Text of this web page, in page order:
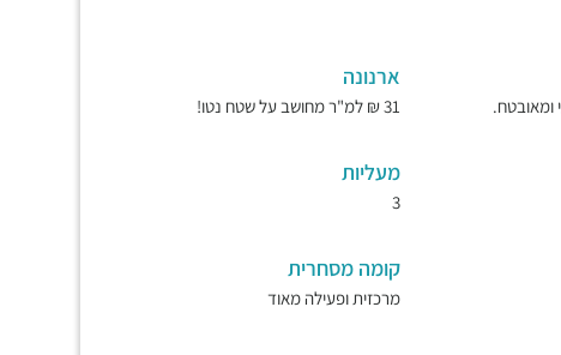
ארנונה
31 ₪ למ"ר מחושב על שטח נטו!
מעליות
3
קומה מסחרית
מרכזית ופעילה מאוד